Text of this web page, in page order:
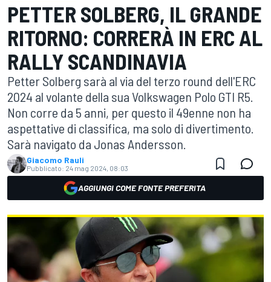
PETTER SOLBERG, IL GRANDE
RITORNO: CORRERÀ IN ERC AL
RALLY SCANDINAVIA
Petter Solberg sarà al via del terzo round dell'ERC
2024 al volante della sua Volkswagen Polo GTI R5.
Non corre da 5 anni, per questo il 49enne non ha
aspettative di classifica, ma solo di divertimento.
Sarà navigato da Jonas Andersson.
Giacomo Rauli
Pubblicato: 24 mag 2024, 08:03
AGGIUNGI COME FONTE PREFERITA